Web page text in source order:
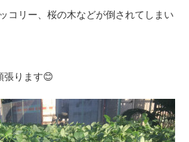
コリー、桜の木などが倒されてしまい
張ります😊